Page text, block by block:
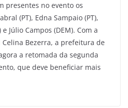
presentes no evento os
(PT), Edna Sampaio (PT),
Júlio Campos (DEM). Com a
Bezerra, a prefeitura de
a retomada da segunda
que deve beneficiar mais